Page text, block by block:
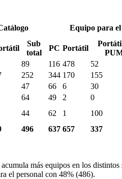
Equipo para
Sub
total
PC Portátil
89 116 478 52
252 344 170 155
47 66 6 30
64 49 2 0
44 62 1 100
496 637 657 337
más equipos en los
el personal con 48% (486).